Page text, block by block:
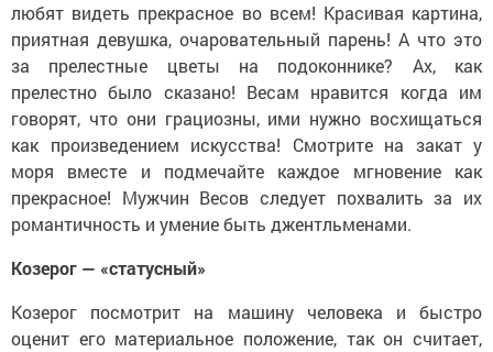
любят видеть прекрасное во всем! Красивая картина,
приятная девушка, очаровательный парень! А что это
за прелестные цветы на подоконнике? Ах, как
прелестно было сказано! Весам нравится когда им
говорят, что они грациозны, ими нужно восхищаться
как произведением искусства! Смотрите на закат у
моря вместе и подмечайте каждое мгновение как
прекрасное! Мужчин Весов следует похвалить за их
романтичность и умение быть джентльменами.
Козерог — «статусный»
Козерог посмотрит на машину человека и быстро
оценит его материальное положение, так он считает,